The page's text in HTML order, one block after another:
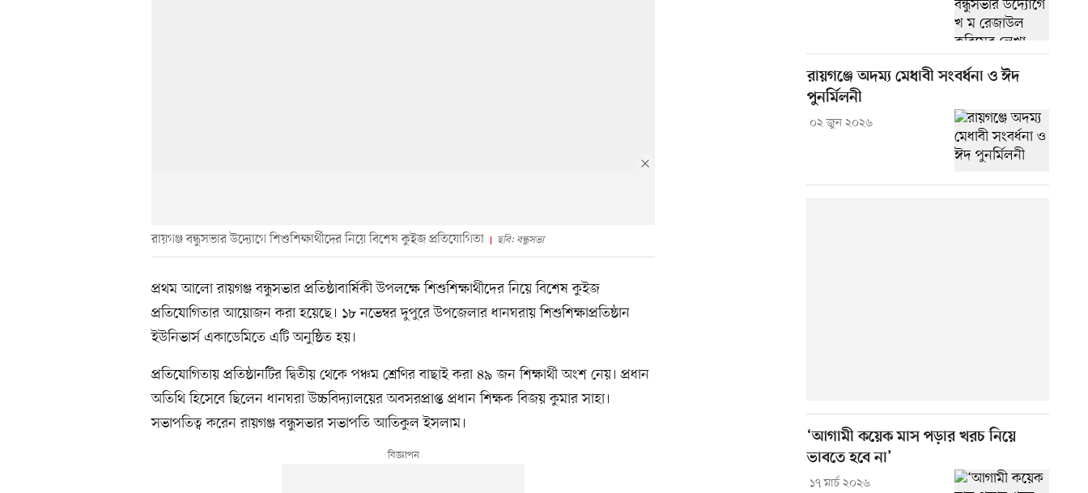
রায়গঞ্জ বন্ধুসভার উদ্যোগে শিশুশিক্ষার্থীদের নিয়ে বিশেষ কুইজ প্রতিযোগিতা ছবি: বন্ধুসভা
প্রথম আলো রায়গঞ্জ বন্ধুসভার প্রতিষ্ঠাবার্ষিকী উপলক্ষে শিশুশিক্ষার্থীদের নিয়ে বিশেষ কুইজ
প্রতিযোগিতার আয়োজন করা হয়েছে। ১৮ নভেম্বর দুপুরে উপজেলার ধানঘরায় শিশুশিক্ষাপ্রতিষ্ঠান
ইউনিভার্স একাডেমিতে এটি অনুষ্ঠিত হয়।
প্রতিযোগিতায় প্রতিষ্ঠানটির দ্বিতীয় থেকে পঞ্চম শ্রেণির বাছাই করা ৪৯ জন শিক্ষার্থী অংশ নেয়। প্রধান
অতিথি হিসেবে ছিলেন ধানঘরা উচ্চবিদ্যালয়ের অবসরপ্রাপ্ত প্রধান শিক্ষক বিজয় কুমার সাহা।
সভাপতিত্ব করেন রায়গঞ্জ বন্ধুসভার সভাপতি আতিকুল ইসলাম।
রায়গঞ্জে অদম্য মেধাবী সংবর্ধনা ও ঈদ
পুনর্মিলনী
০২ জুন ২০২৬
‘আগামী কয়েক মাস পড়ার খরচ নিয়ে
ভাবতে হবে না’
১৭ মার্চ ২০২৬